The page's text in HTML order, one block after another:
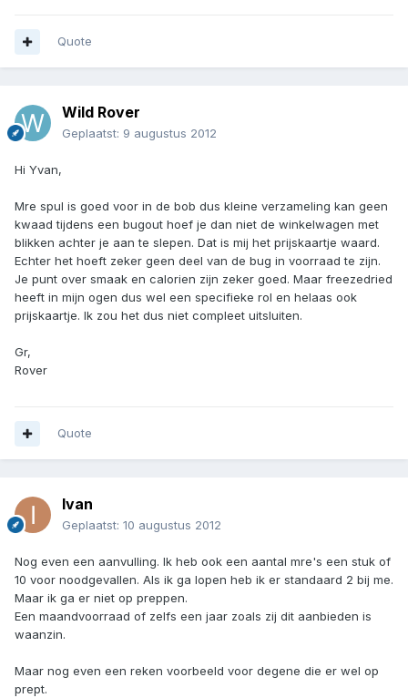
Quote
Wild Rover
Geplaatst: 9 augustus 2012
Hi Yvan,
Mre spul is goed voor in de bob dus kleine verzameling kan geen
kwaad tijdens een bugout hoef je dan niet de winkelwagen met
blikken achter je aan te slepen. Dat is mij het prijskaartje waard.
Echter het hoeft zeker geen deel van de bug in voorraad te zijn.
Je punt over smaak en calorien zijn zeker goed. Maar freezedried
heeft in mijn ogen dus wel een specifieke rol en helaas ook
prijskaartje. Ik zou het dus niet compleet uitsluiten.
Gr,
Rover
Quote
Ivan
Geplaatst: 10 augustus 2012
Nog even een aanvulling. Ik heb ook een aantal mre's een stuk of
10 voor noodgevallen. Als ik ga lopen heb ik er standaard 2 bij me.
Maar ik ga er niet op preppen.
Een maandvoorraad of zelfs een jaar zoals zij dit aanbieden is
waanzin.
Maar nog even een reken voorbeeld voor degene die er wel op
prept.